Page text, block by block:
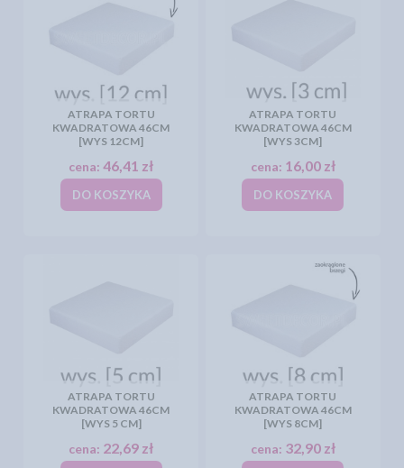
ATRAPA TORTU
KWADRATOWA 46CM
[WYS 12CM]
cena:46,41 zł
DO KOSZYKA
ATRAPA TORTU
KWADRATOWA 46CM
[WYS 3CM]
cena: 16,00 zł
DO KOSZYKA
ATRAPA TORTU
KWADRATOWA 46CM
[WYS 5 CM]
cena: 22,69 zł
ATRAPA TORTU
KWADRATOWA 46CM
[WYS 8CM]
cena: 32,90 zł